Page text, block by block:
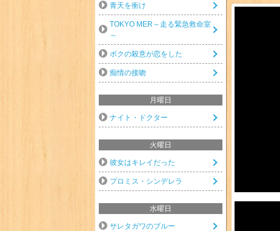
青天を衝け
TOKYO MER～走る緊急救命室
～
ボクの殺意が恋をした
痴情の接吻
月曜日
ナイト・ドクター
火曜日
彼女はキレイだった
プロミス・シンデレラ
水曜日
サレタガワのブルー